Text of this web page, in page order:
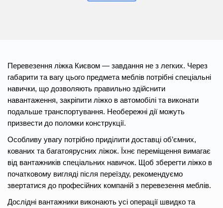
Перевезення ліжка Києвом — завдання не з легких. Через
габарити та вагу цього предмета меблів потрібні спеціальні
навички, що дозволяють правильно здійснити
навантаження, закріпити ліжко в автомобілі та виконати
подальше транспортування. Необережні дії можуть
призвести до поломки конструкції.
Особливу увагу потрібно приділити доставці об’ємних,
кованих та багатоярусних ліжок. Їхнє переміщення вимагає
від вантажників спеціальних навичок. Щоб зберегти ліжко в
початковому вигляді після переїзду, рекомендуємо
звертатися до професійних компаній з перевезення меблів.
Дослідні вантажники виконають усі операції швидко та